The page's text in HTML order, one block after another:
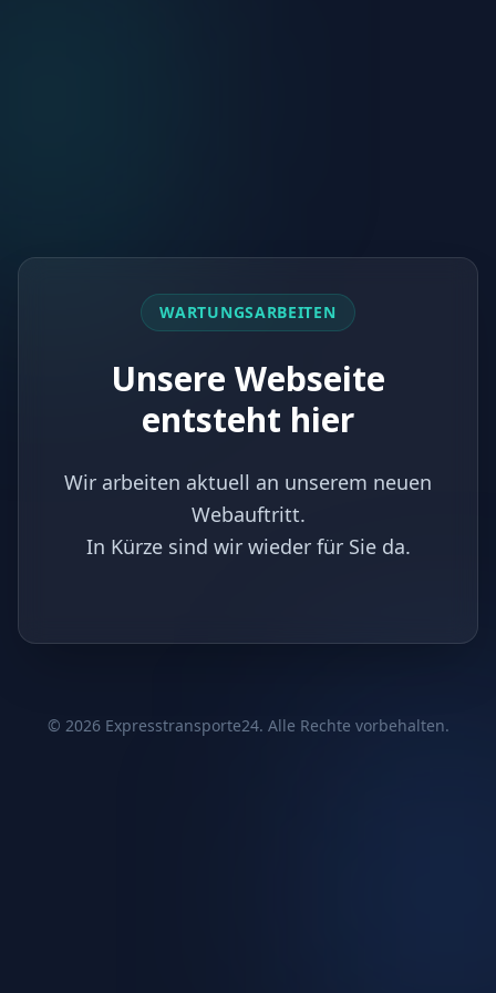
WARTUNGSARBEITEN
Unsere Webseite
entsteht hier
Wir arbeiten aktuell an unserem neuen
Webauftritt.
In Kürze sind wir wieder für Sie da.
© 2026Expresstransporte24. Alle Rechte vorbehalten.